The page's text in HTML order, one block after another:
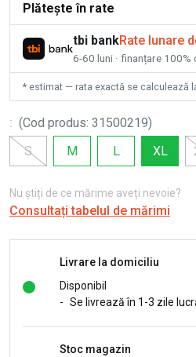
Plătește în rate
tbi bankRate lunare
6-60 luni · finanțare 100%
* estimat — rata exactă se calculează
: (Cod produs: 31500219)
S
M L XL
Nu știți de ce mărime aveți nevoie?
Consultați tabelul de mărimi
Livrare la domiciliu
Disponibil
- Se livrează în 1-3 zile
Stoc magazin